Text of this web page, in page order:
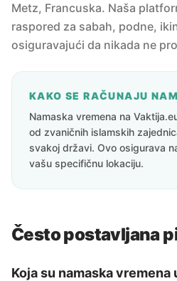
Metz, Francuska. Naša
raspored za sabah, podne,
osiguravajući da nikada ne
KAKO SE RAČUNAJU
Namaska vremena na
od zvaničnih islamskih
svakoj državi. Ovo osigurava
vašu specifičnu lokaciju.
Često postavljana
Koja su namaska vremena